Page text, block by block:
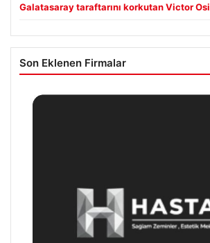
Galatasaray taraftarını korkutan Victor
Son Eklenen Firmalar